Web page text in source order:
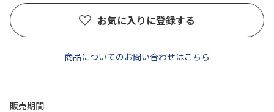
お気に入りに登録する
商品についてのお問い合わせはこちら
販売期間